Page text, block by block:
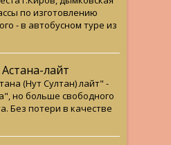
по изготовлению
- в автобусном туре из
лайт
(Нут Султан) лайт" -
но больше свободного
Без потери в качестве